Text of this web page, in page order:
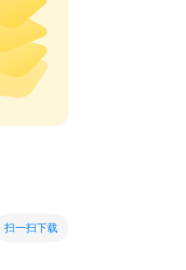
扫一扫下载